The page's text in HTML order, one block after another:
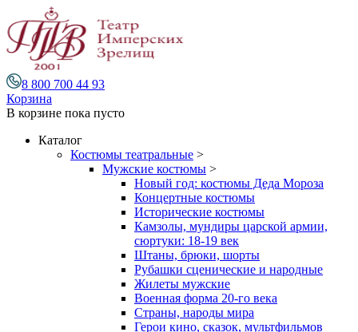
8 800 700 44 93
Корзина
В корзине пока пусто
Каталог
Костюмы театральные >
Мужские костюмы >
Новый год: костюмы Деда Мороза
Концертные костюмы
Исторические костюмы
Камзолы, мундиры царской армии,
сюртуки: 18-19 век
Штаны, брюки, шорты
Рубашки сценические и народные
Жилеты мужские
Военная форма 20-го века
Страны, народы мира
Герои кино, сказок, мультфильмов